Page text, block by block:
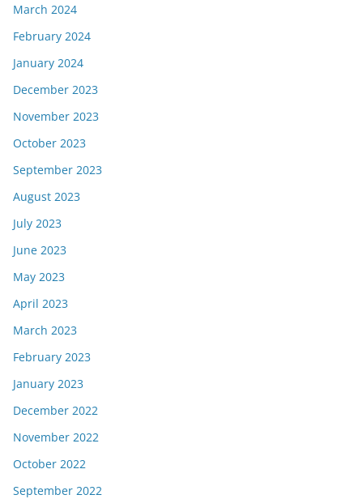
March 2024
February 2024
January 2024
December 2023
November 2023
October 2023
September 2023
August 2023
July 2023
June 2023
May 2023
April 2023
March 2023
February 2023
January 2023
December 2022
November 2022
October 2022
September 2022